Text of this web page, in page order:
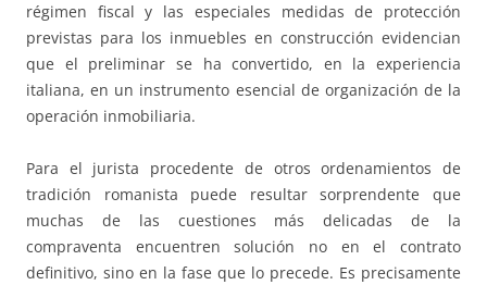
régimen fiscal y las especiales medidas de protección
previstas para los inmuebles en construcción evidencian
que el preliminar se ha convertido, en la experiencia
italiana, en un instrumento esencial de organización de la
operación inmobiliaria.
Para el jurista procedente de otros ordenamientos de
tradición romanista puede resultar sorprendente que
muchas de las cuestiones más delicadas de la
compraventa encuentren solución no en el contrato
definitivo, sino en la fase que lo precede. Es precisamente